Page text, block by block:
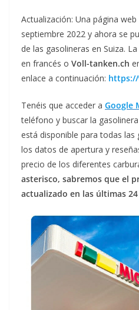
Actualización: Una página
septiembre 2022 y ahora se
de las gasolineras en Suiza.
en francés o Voll-tanken.ch
enlace a continuación:
Tenéis que acceder a Google
teléfono y buscar la
está disponible para todas las
los datos de apertura y
precio de los diferentes
asterisco, sabremos que el
actualizado en las últimas